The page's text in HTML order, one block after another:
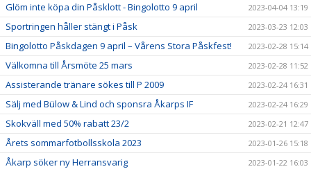
Glöm inte köpa din Påsklott - Bingolotto 9 april 2023-04-04 13:19
Sportringen håller stängt i Påsk 2023-03-23 12:03
Bingolotto Påskdagen 9 april – Vårens Stora Påskfest! 2023-02-28 15:14
Välkomna till Årsmöte 25 mars 2023-02-28 11:52
Assisterande tränare sökes till P 2009 2023-02-24 16:31
Sälj med Bülow & Lind och sponsra Åkarps IF 2023-02-24 16:29
Skokväll med 50% rabatt 23/2 2023-02-21 12:47
Årets sommarfotbollsskola 2023 2023-01-26 15:18
Åkarp söker ny Herransvarig 2023-01-22 16:03